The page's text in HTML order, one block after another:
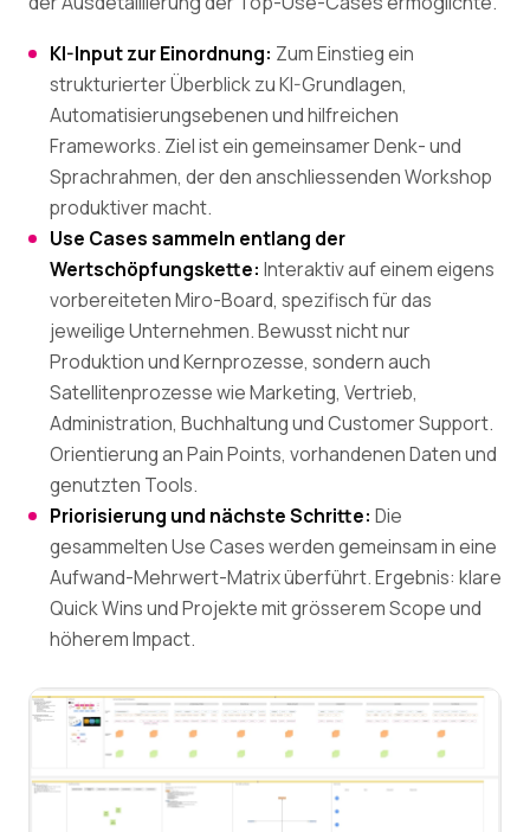
KI-Input zur Einordnung: Zum Einstieg ein
strukturierter Überblick zu KI-Grundlagen,
Automatisierungsebenen und hilfreichen
Frameworks. Ziel ist ein gemeinsamer Denk- und
Sprachrahmen, der den anschliessenden Workshop
produktiver macht.
Use Cases sammeln entlang der
Wertschöpfungskette: Interaktiv auf einem eigens
vorbereiteten Miro-Board, spezifisch für das
jeweilige Unternehmen. Bewusst nicht nur
Produktion und Kernprozesse, sondern auch
Satellitenprozesse wie Marketing, Vertrieb,
Administration, Buchhaltung und Customer Support.
Orientierung an Pain Points, vorhandenen Daten und
genutzten Tools.
Priorisierung und nächste Schritte: Die
gesammelten Use Cases werden gemeinsam in eine
Aufwand-Mehrwert-Matrix überführt. Ergebnis: klare
Quick Wins und Projekte mit grösserem Scope und
höherem Impact.